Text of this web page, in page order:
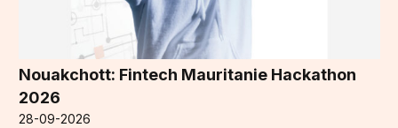
Nouakchott: Fintech Mauritanie Hackathon
2026
28-09-2026